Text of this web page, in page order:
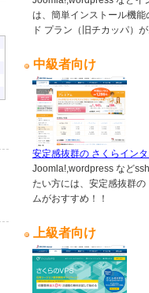
は、簡単インストール機
ド プラン（旧チカッパ）
中級者向け
安定感抜群の さくらイン
Joomla!,wordpress など
たい方には、安定感抜群
ムがおすすめ！！
上級者向け